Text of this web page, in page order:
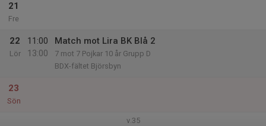
21
Fre
22
Lör
11:00
13:00
Match mot Lira BK Blå 2
7 mot 7 Pojkar 10 år Grupp D
BDX-fältet Björsbyn
23
Sön
v.35